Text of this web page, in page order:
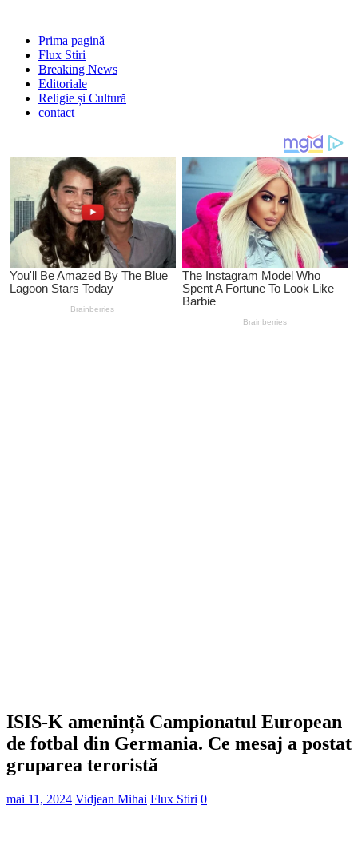
Prima pagină
Flux Stiri
Breaking News
Editoriale
Religie și Cultură
contact
ISIS-K amenință Campionatul European
de fotbal din Germania. Ce mesaj a postat
gruparea teroristă
mai 11, 2024 Vidjean Mihai Flux Stiri 0